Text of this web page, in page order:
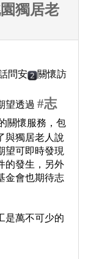
獨居老
問安
關懷訪
望透過 #志
關懷服務，包
與獨居老人說
望可即時發現
的發生，另外
金會也期待志
是萬不可少的